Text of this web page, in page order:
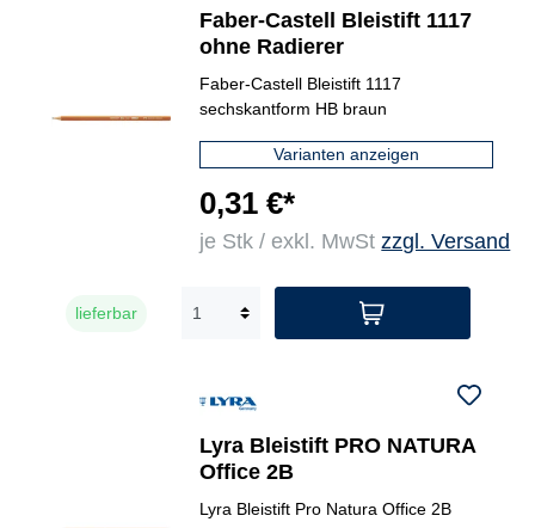
Faber-Castell Bleistift 1117
ohne Radierer
Faber-Castell Bleistift 1117
sechskantform HB braun
Varianten anzeigen
0,31 €*
je Stk / exkl. MwStzzgl. Versand
lieferbar
Lyra Bleistift PRO NATURA
Office 2B
Lyra Bleistift Pro Natura Office 2B